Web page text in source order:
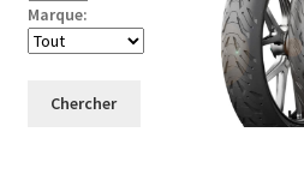
Marque:
Chercher